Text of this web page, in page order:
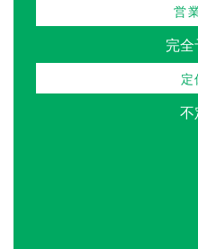
営
完
定
不